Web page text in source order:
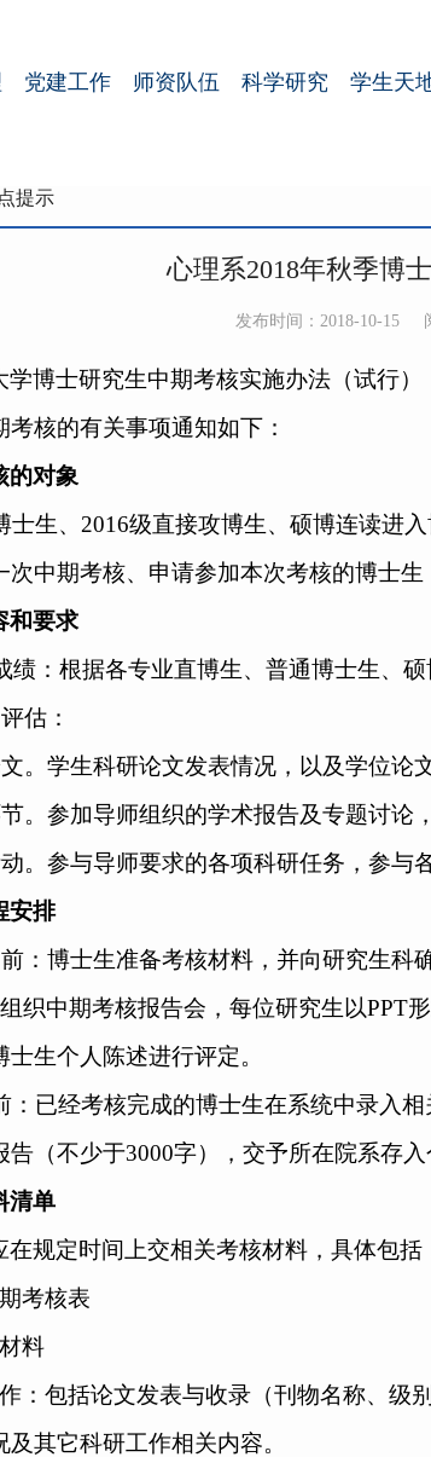
党建工作 师资队伍 科学研究 学生天
提示
心理系2018年秋季博
发布时间：2018-10-15
学博士研究生中期考核实施办法（试行）
核的有关事项通知如下：
的对象
士生、2016级直接攻博生、硕博连读进
中期考核、申请参加本次考核的博士
和要求
绩：根据各专业直博生、普通博士生、
估：
。学生科研论文发表情况，以及学位论
。参加导师组织的学术报告及专题讨论
。参与导师要求的各项科研任务，参与
安排
前：博士生准备考核材料，并向研究生科
组织中期考核报告会，每位研究生以PPT
生个人陈述进行评定。
： 已经考核完成的博士生在系统中录入
告 （不少于3000字） ，交予所在院系存
清单
在规定时间上交相关考核材料，具体包括
考核表
料
：包括论文发表与收录（刊物名称、级
其它科研工作相关内容。